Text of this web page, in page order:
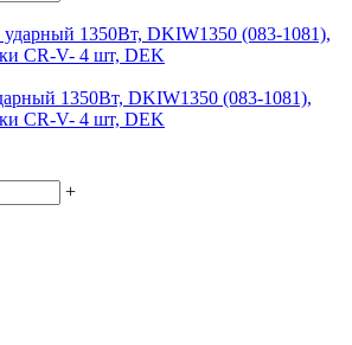
1350Вт, DKIW1350 (083-1081),
CR-V- 4 шт, DEK
+